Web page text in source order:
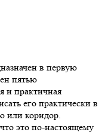
в первую
пятью
и практичная
его практически в
или коридор.
это по-настоящему